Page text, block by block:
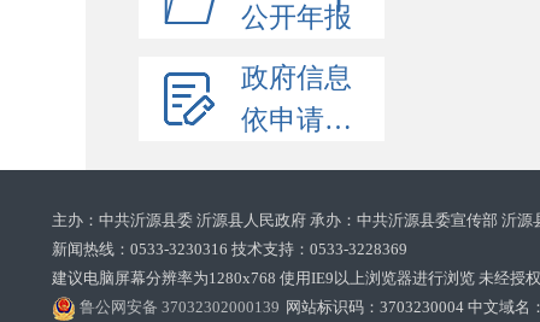
公开年报
政府信息
依申请公开
主办：中共沂源县委 沂源县人民政府 承办：中共沂源县委宣传部 沂
新闻热线：0533-3230316 技术支持：0533-3228369‌‌
建议电脑屏幕分辨率为1280x768 使用IE9以上浏览器进行浏览 未经授
鲁公网安备 37032302000139 网站标识码：3703230004 中文域名